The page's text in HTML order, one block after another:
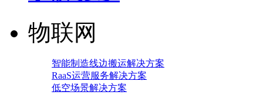
物联网
智能制造线边搬运解决方案
RaaS运营服务解决方案
低空场景解决方案